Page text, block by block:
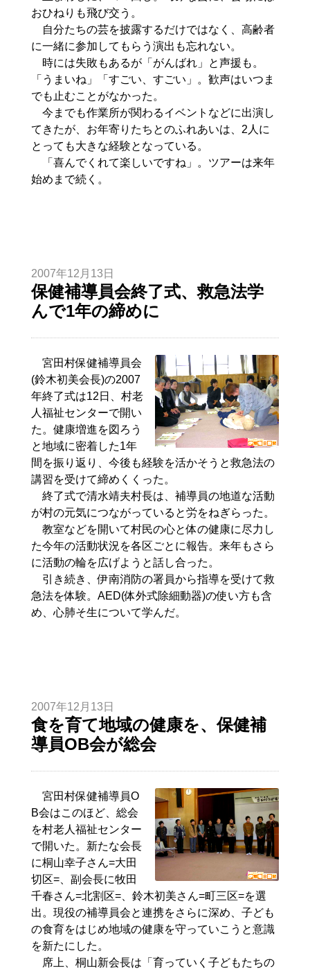
おひねりも飛び交う。
自分たちの芸を披露するだけではなく、高齢者
に一緒に参加してもらう演出も忘れない。
時には失敗もあるが「がんばれ」と声援も。
「うまいね」「すごい、すごい」。歓声はいつま
でも止むことがなかった。
今までも作業所が関わるイベントなどに出演し
てきたが、お年寄りたちとのふれあいは、2人に
とっても大きな経験となっている。
「喜んでくれて楽しいですね」。ツアーは来年
始めまで続く。
2007年12月13日
保健補導員会終了式、救急法学
んで1年の締めに
宮田村保健補導員会
(鈴木初美会長)の2007
年終了式は12日、村老
人福祉センターで開い
た。健康増進を図ろう
と地域に密着した1年
間を振り返り、今後も経験を活かそうと救急法の
講習を受けて締めくくった。
終了式で清水靖夫村長は、補導員の地道な活動
が村の元気につながっていると労をねぎらった。
教室などを開いて村民の心と体の健康に尽力し
た今年の活動状況を各区ごとに報告。来年もさら
に活動の輪を広げようと話し合った。
引き続き、伊南消防の署員から指導を受けて救
急法を体験。AED(体外式除細動器)の使い方も含
め、心肺そ生について学んだ。
2007年12月13日
食を育て地域の健康を、保健補
導員OB会が総会
宮田村保健補導員O
B会はこのほど、総会
を村老人福祉センター
で開いた。新たな会長
に桐山幸子さん=大田
切区=、副会長に牧田
千春さん=北割区=、鈴木初美さん=町三区=を選
出。現役の補導員会と連携をさらに深め、子ども
の食育をはじめ地域の健康を守っていこうと意識
を新たにした。
席上、桐山新会長は「育っていく子どもたちの